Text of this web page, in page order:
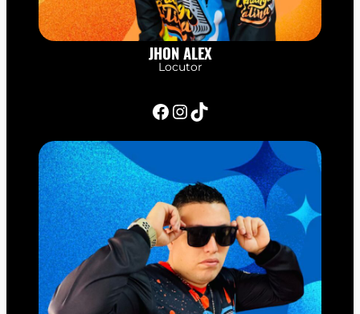
JHON ALEX
Locutor
Facebook InstagramTikTok